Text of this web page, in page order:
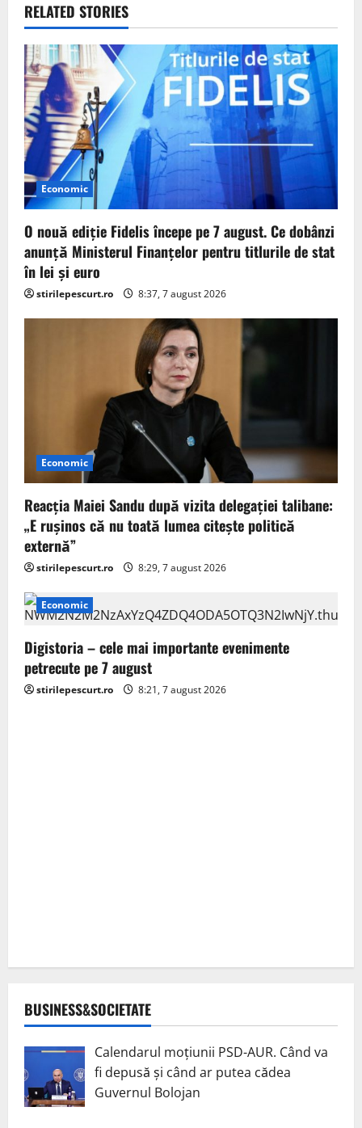
v
i
g
a
t
i
o
n
RELATED STORIES
Economic
O nouă ediție Fidelis începe pe 7 august. Ce dobânzi
anunță Ministerul Finanțelor pentru titlurile de stat
în lei și euro
stirilepescurt.ro 8:37, 7 august 2026
Economic
Reacția Maiei Sandu după vizita delegaţiei talibane:
„E ruşinos că nu toată lumea citeşte politică
externă”
stirilepescurt.ro 8:29, 7 august 2026
Economic
Digistoria – cele mai importante evenimente
petrecute pe 7 august
stirilepescurt.ro 8:21, 7 august 2026
BUSINESS&SOCIETATE
Calendarul moțiunii PSD-AUR. Când va
fi depusă și când ar putea cădea
Guvernul Bolojan